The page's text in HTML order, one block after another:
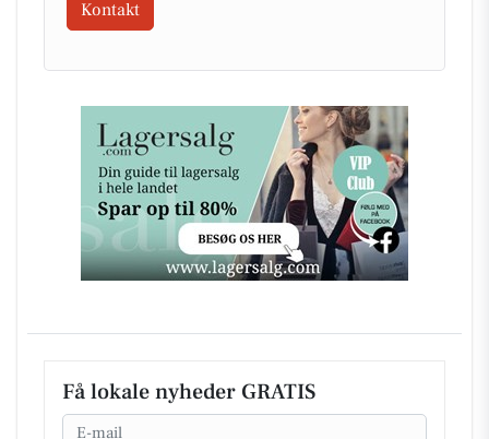
Kontakt
Få lokale nyheder GRATIS
Email